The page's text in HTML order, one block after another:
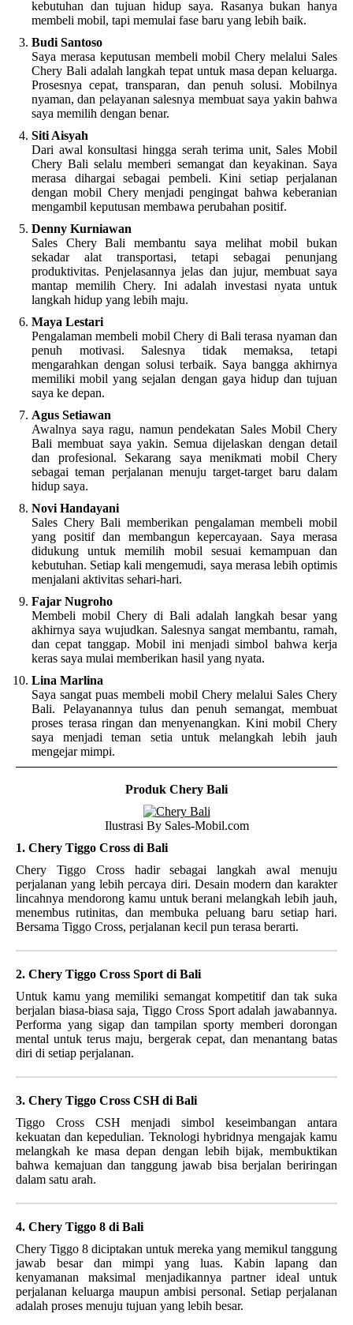
kebutuhan dan tujuan hidup saya. Rasanya bukan hanya
membeli mobil, tapi memulai fase baru yang lebih baik.
Budi Santoso
Saya merasa keputusan membeli mobil Chery melalui Sales
Chery Bali adalah langkah tepat untuk masa depan keluarga.
Prosesnya cepat, transparan, dan penuh solusi. Mobilnya
nyaman, dan pelayanan salesnya membuat saya yakin bahwa
saya memilih dengan benar.
Siti Aisyah
Dari awal konsultasi hingga serah terima unit, Sales Mobil
Chery Bali selalu memberi semangat dan keyakinan. Saya
merasa dihargai sebagai pembeli. Kini setiap perjalanan
dengan mobil Chery menjadi pengingat bahwa keberanian
mengambil keputusan membawa perubahan positif.
Denny Kurniawan
Sales Chery Bali membantu saya melihat mobil bukan
sekadar alat transportasi, tetapi sebagai penunjang
produktivitas. Penjelasannya jelas dan jujur, membuat saya
mantap memilih Chery. Ini adalah investasi nyata untuk
langkah hidup yang lebih maju.
Maya Lestari
Pengalaman membeli mobil Chery di Bali terasa nyaman dan
penuh motivasi. Salesnya tidak memaksa, tetapi
mengarahkan dengan solusi terbaik. Saya bangga akhirnya
memiliki mobil yang sejalan dengan gaya hidup dan tujuan
saya ke depan.
Agus Setiawan
Awalnya saya ragu, namun pendekatan Sales Mobil Chery
Bali membuat saya yakin. Semua dijelaskan dengan detail
dan profesional. Sekarang saya menikmati mobil Chery
sebagai teman perjalanan menuju target-target baru dalam
hidup saya.
Novi Handayani
Sales Chery Bali memberikan pengalaman membeli mobil
yang positif dan membangun kepercayaan. Saya merasa
didukung untuk memilih mobil sesuai kemampuan dan
kebutuhan. Setiap kali mengemudi, saya merasa lebih optimis
menjalani aktivitas sehari-hari.
Fajar Nugroho
Membeli mobil Chery di Bali adalah langkah besar yang
akhirnya saya wujudkan. Salesnya sangat membantu, ramah,
dan cepat tanggap. Mobil ini menjadi simbol bahwa kerja
keras saya mulai memberikan hasil yang nyata.
Lina Marlina
Saya sangat puas membeli mobil Chery melalui Sales Chery
Bali. Pelayanannya tulus dan penuh semangat, membuat
proses terasa ringan dan menyenangkan. Kini mobil Chery
saya menjadi teman setia untuk melangkah lebih jauh
mengejar mimpi.
Produk Chery Bali
Ilustrasi By Sales-Mobil.com
1. Chery Tiggo Cross di Bali
Chery Tiggo Cross hadir sebagai langkah awal menuju
perjalanan yang lebih percaya diri. Desain modern dan karakter
lincahnya mendorong kamu untuk berani melangkah lebih jauh,
menembus rutinitas, dan membuka peluang baru setiap hari.
Bersama Tiggo Cross, perjalanan kecil pun terasa berarti.
2. Chery Tiggo Cross Sport di Bali
Untuk kamu yang memiliki semangat kompetitif dan tak suka
berjalan biasa-biasa saja, Tiggo Cross Sport adalah jawabannya.
Performa yang sigap dan tampilan sporty memberi dorongan
mental untuk terus maju, bergerak cepat, dan menantang batas
diri di setiap perjalanan.
3. Chery Tiggo Cross CSH di Bali
Tiggo Cross CSH menjadi simbol keseimbangan antara
kekuatan dan kepedulian. Teknologi hybridnya mengajak kamu
melangkah ke masa depan dengan lebih bijak, membuktikan
bahwa kemajuan dan tanggung jawab bisa berjalan beriringan
dalam satu arah.
4. Chery Tiggo 8 di Bali
Chery Tiggo 8 diciptakan untuk mereka yang memikul tanggung
jawab besar dan mimpi yang luas. Kabin lapang dan
kenyamanan maksimal menjadikannya partner ideal untuk
perjalanan keluarga maupun ambisi personal. Setiap perjalanan
adalah proses menuju tujuan yang lebih besar.